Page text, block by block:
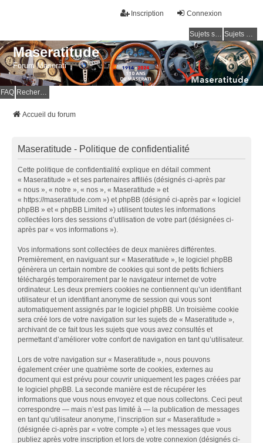
Connexion
Inscription
Sujets sans réponse Sujets actifs
Maseratitude
Forum Maserati
FAQ
Accueil du forum
Maseratitude - Politique de confidentialité
Cette politique de confidentialité explique en détail comment
« Maseratitude » et ses partenaires affiliés (désignés ci-après par
« nous », « notre », « nos », « Maseratitude » et
« https://maseratitude.com ») et phpBB (désigné ci-après par « logiciel
phpBB » et « phpBB Limited ») utilisent toutes les informations
collectées lors des sessions d’utilisation de votre part (désignées ci-
après par « vos informations »).
Vos informations sont collectées de deux manières différentes.
Premièrement, en naviguant sur « Maseratitude », le logiciel phpBB
génèrera un certain nombre de cookies qui sont de petits fichiers
téléchargés temporairement par le navigateur internet de votre
ordinateur. Les deux premiers cookies ne contiennent qu’un identifiant
utilisateur et un identifiant anonyme de session qui vous sont
automatiquement assignés par le logiciel phpBB. Un troisième cookie
sera créé lors de votre navigation sur les sujets de « Maseratitude »,
archivant de ce fait tous les sujets que vous avez consultés et
permettant d’améliorer votre confort de navigation en tant qu’utilisateur.
Lors de votre navigation sur « Maseratitude », nous pouvons
également créer une quatrième sorte de cookies, externes au
document qui est prévu pour couvrir uniquement les pages créées par
le logiciel phpBB. La seconde manière est de récupérer les
informations que vous nous envoyez et que nous collectons. Ceci peut
correspondre — mais n’est pas limité à — la publication de messages
en tant qu’utilisateur anonyme, l’inscription sur « Maseratitude »
(désignée ci-après par « votre compte ») et les messages que vous
publiez après votre inscription et lors de votre connexion (désignés ci-